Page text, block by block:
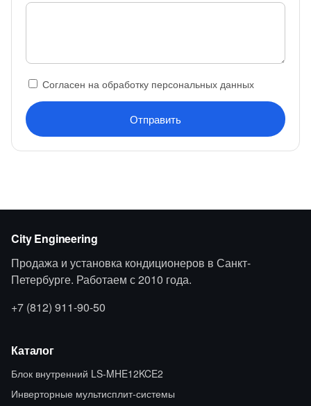
Согласен на обработку персональных данных
Отправить
City Engineering
Продажа и установка кондиционеров в Санкт-
Петербурге. Работаем с 2010 года.
+7 (812) 911-90-50
Каталог
Блок внутренний LS-MHE12KCE2
Инверторные мультисплит-системы